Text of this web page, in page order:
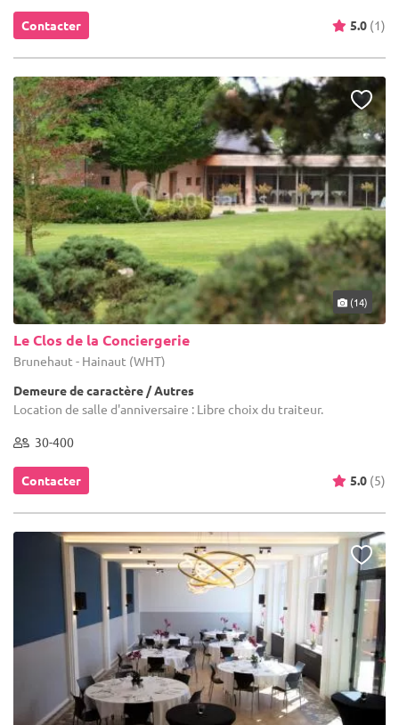
Contacter 5.0 (1)
(14)
Le Clos de la Conciergerie
Brunehaut - Hainaut (WHT)
Demeure de caractère / Autres
Location de salle d'anniversaire : Libre choix du traiteur.
30-400
Contacter 5.0 (5)